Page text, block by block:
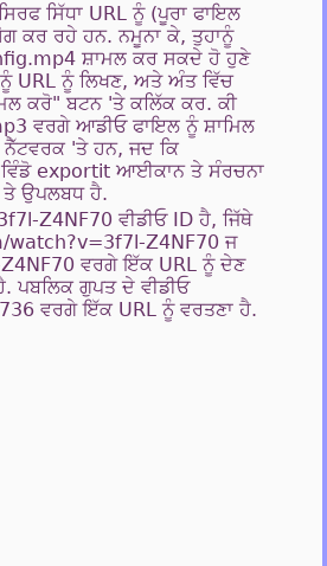
ਸਿੱਧਾ URL ਨੂੰ (ਪੂਰਾ ਫਾਇਲ
ਕਰ ਰਹੇ ਹਨ. ਨਮੂਨਾ ਕੇ, ਤੁਹਾਨੂੰ
ਸ਼ਾਮਲ ਕਰ ਸਕਦੇ ਹੋ ਹੁਣੇ
URL ਨੂੰ ਲਿਖਣ, ਅਤੇ ਅੰਤ ਵਿੱਚ
ਕਰੋ" ਬਟਨ 'ਤੇ ਕਲਿੱਕ ਕਰ. ਕੀ
ਵਰਗੇ ਆਡੀਓ ਫਾਇਲ ਨੂੰ ਸ਼ਾਮਿਲ
'ਤੇ ਹਨ, ਜਦ ਕਿ
exportit ਆਈਕਾਨ ਤੇ ਸੰਰਚਨਾ
ਉਪਲਬਧ ਹੈ.
Z4NF70 ਵੀਡੀਓ ID ਹੈ, ਜਿੱਥੇ
watch?v=3f7l-Z4NF70 ਜ
ਵਰਗੇ ਇੱਕ URL ਨੂੰ ਦੇਣ
ਪਬਲਿਕ ਗੁਪਤ ਦੇ ਵੀਡੀਓ
ਵਰਗੇ ਇੱਕ URL ਨੂੰ ਵਰਤਣਾ ਹੈ.